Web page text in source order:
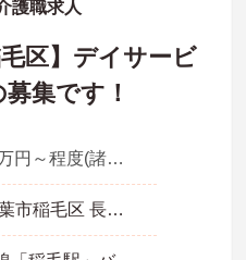
護職求人
毛区】デイサービ
集です！
月収 20.0万円～程度(諸手当込)
千葉県 千葉市稲毛区 長沼町252-5